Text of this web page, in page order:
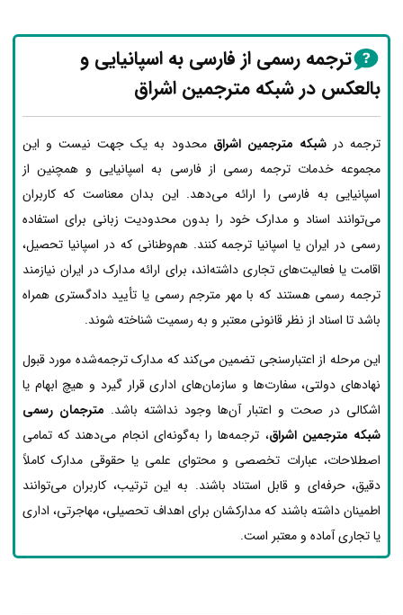
ترجمه رسمی از فارسی به اسپانیایی و
بالعکس در شبکه مترجمین اشراق
ترجمه درشبکه مترجمین اشراق محدود به یک جهت نیست و این
مجموعه خدمات ترجمه رسمی از فارسی به اسپانیایی و همچنین از
اسپانیایی به فارسی را ارائه می‌دهد. این بدان معناست که کاربران
می‌توانند اسناد و مدارک خود را بدون محدودیت زبانی برای استفاده
رسمی در ایران یا اسپانیا ترجمه کنند. هم‌وطنانی که در اسپانیا تحصیل،
اقامت یا فعالیت‌های تجاری داشته‌اند، برای ارائه مدارک در ایران نیازمند
ترجمه رسمی هستند که با مهر مترجم رسمی یا تأیید دادگستری همراه
باشد تا اسناد از نظر قانونی معتبر و به رسمیت شناخته شوند.
این مرحله از اعتبارسنجی تضمین می‌کند که مدارک ترجمه‌شده مورد قبول
نهادهای دولتی، سفارت‌ها و سازمان‌های اداری قرار گیرد و هیچ ابهام یا
اشکالی در صحت و اعتبار آن‌ها وجود نداشته باشد. مترجمان رسمی
شبکه مترجمین اشراق، ترجمه‌ها را به‌گونه‌ای انجام می‌دهند که تمامی
اصطلاحات، عبارات تخصصی و محتوای علمی یا حقوقی مدارک کاملاً
دقیق، حرفه‌ای و قابل استناد باشند. به این ترتیب، کاربران می‌توانند
اطمینان داشته باشند که مدارکشان برای اهداف تحصیلی، مهاجرتی، اداری
یا تجاری آماده و معتبر است.